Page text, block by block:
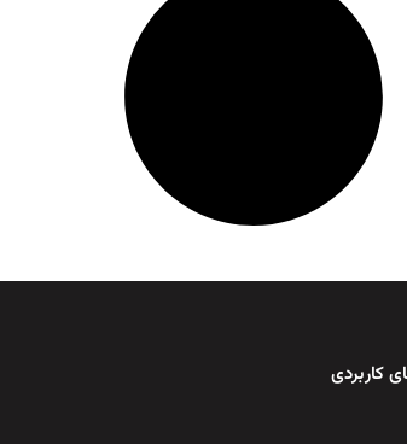
کاربردی